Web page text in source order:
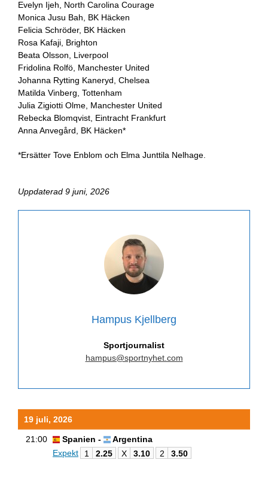
Evelyn Ijeh, North Carolina Courage
Monica Jusu Bah, BK Häcken
Felicia Schröder, BK Häcken
Rosa Kafaji, Brighton
Beata Olsson, Liverpool
Fridolina Rolfö, Manchester United
Johanna Rytting Kaneryd, Chelsea
Matilda Vinberg, Tottenham
Julia Zigiotti Olme, Manchester United
Rebecka Blomqvist, Eintracht Frankfurt
Anna Anvegård, BK Häcken*
*Ersätter Tove Enblom och Elma Junttila Nelhage.
Uppdaterad 9 juni, 2026
Hampus Kjellberg
Sportjournalist
hampus@sportnyhet.com
19 juli, 2026
21:00 Spanien -
Argentina
Expekt
1 2.25 X 3.10 2 3.50